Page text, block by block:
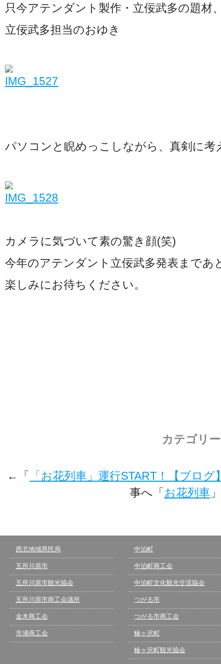
只今アテンダント製作・立佞武多の題材
立佞武多担当のおゆき
パソコンと睨めっこしながら、真剣に
カメラに気づいて素の驚き顔(笑)
今年のアテンダント立佞武多発表まであ
楽しみにお待ちください。
カテゴリ
←「 「お花列車」運行START！【ブログ
事へ「お花列車
西北地域県民局
五所川原市
五所川原市観光協会
五所川原市商工会議所
金木商工会
市浦商工会
中泊町
中泊町商工会
中泊町文化観光交流協会
つがる市
つがる市商工会
鰺ヶ沢町
鰺ヶ沢町観光協会